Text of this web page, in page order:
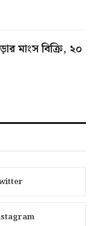
মাংস বিক্রি, ২০